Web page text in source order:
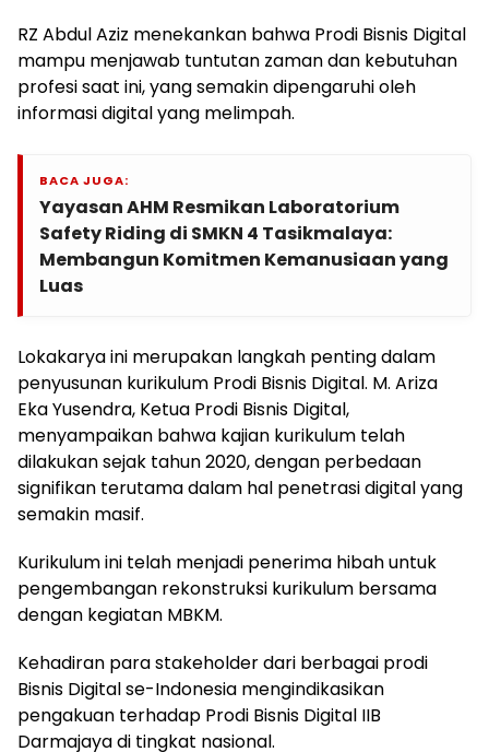
RZ Abdul Aziz menekankan bahwa Prodi Bisnis Digital
mampu menjawab tuntutan zaman dan kebutuhan
profesi saat ini, yang semakin dipengaruhi oleh
informasi digital yang melimpah.
BACA JUGA:
Yayasan AHM Resmikan Laboratorium
Safety Riding di SMKN 4 Tasikmalaya:
Membangun Komitmen Kemanusiaan yang
Luas
Lokakarya ini merupakan langkah penting dalam
penyusunan kurikulum Prodi Bisnis Digital. M. Ariza
Eka Yusendra, Ketua Prodi Bisnis Digital,
menyampaikan bahwa kajian kurikulum telah
dilakukan sejak tahun 2020, dengan perbedaan
signifikan terutama dalam hal penetrasi digital yang
semakin masif.
Kurikulum ini telah menjadi penerima hibah untuk
pengembangan rekonstruksi kurikulum bersama
dengan kegiatan MBKM.
Kehadiran para stakeholder dari berbagai prodi
Bisnis Digital se-Indonesia mengindikasikan
pengakuan terhadap Prodi Bisnis Digital IIB
Darmajaya di tingkat nasional.